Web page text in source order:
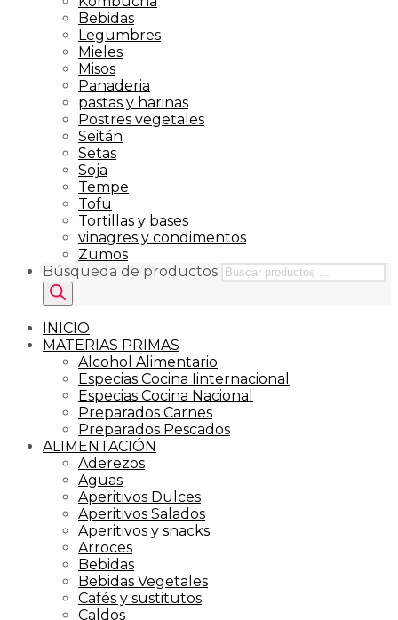
Bebidas
Legumbres
Mieles
Misos
Panaderia
pastas y harinas
Postres vegetales
Seitán
Setas
Soja
Tempe
Tofu
Tortillas y bases
vinagres y condimentos
Zumos
Búsqueda de productos
INICIO
MATERIAS PRIMAS
Alcohol Alimentario
Especias Cocina Iinternacional
Especias Cocina Nacional
Preparados Carnes
Preparados Pescados
ALIMENTACIÓN
Aderezos
Aguas
Aperitivos Dulces
Aperitivos Salados
Aperitivos y snacks
Arroces
Bebidas
Bebidas Vegetales
Cafés y sustitutos
Caldos